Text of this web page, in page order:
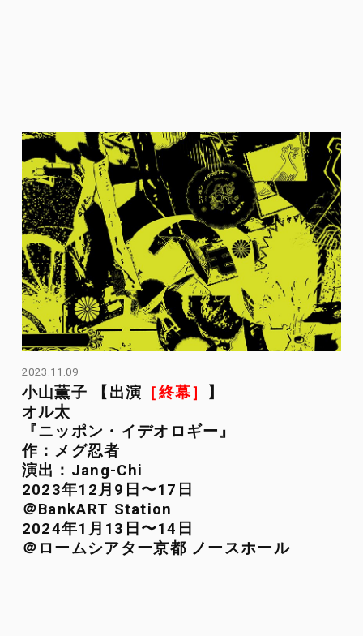
2023.11.09
小山薫子 【出演 ［終幕］
】
オル太
『ニッポン・イデオロギー』
作：メグ忍者
演出：Jang-Chi
2023年12月9日〜17日
＠BankART Station
2024年1月13日〜14日
＠ロームシアター京都 ノースホール